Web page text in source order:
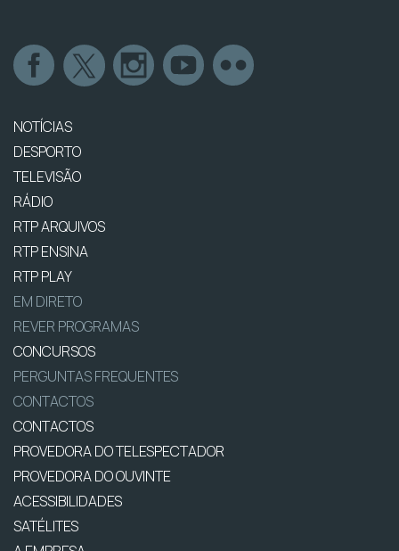
NOTÍCIAS
DESPORTO
TELEVISÃO
RÁDIO
RTP ARQUIVOS
RTP ENSINA
RTP PLAY
EM DIRETO
REVER PROGRAMAS
CONCURSOS
PERGUNTAS FREQUENTES
CONTACTOS
CONTACTOS
PROVEDORA DO TELESPECTADOR
PROVEDORA DO OUVINTE
ACESSIBILIDADES
SATÉLITES